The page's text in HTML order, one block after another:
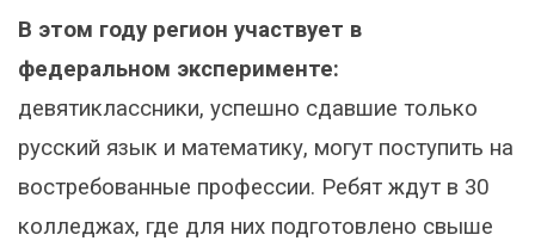
В этом году регион участвует в
федеральном эксперименте:
девятиклассники, успешно сдавшие только
русский язык и математику, могут поступить на
востребованные профессии. Ребят ждут в 30
колледжах, где для них подготовлено свыше